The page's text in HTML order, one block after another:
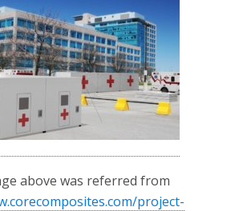
above was referred from
project-